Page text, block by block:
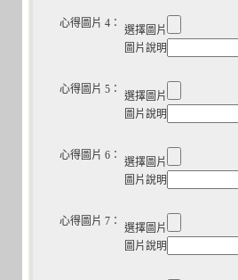
心得圖片 4：
選擇圖片
圖片說明
心得圖片 5：
選擇圖片
圖片說明
心得圖片 6：
選擇圖片
圖片說明
心得圖片 7：
選擇圖片
圖片說明